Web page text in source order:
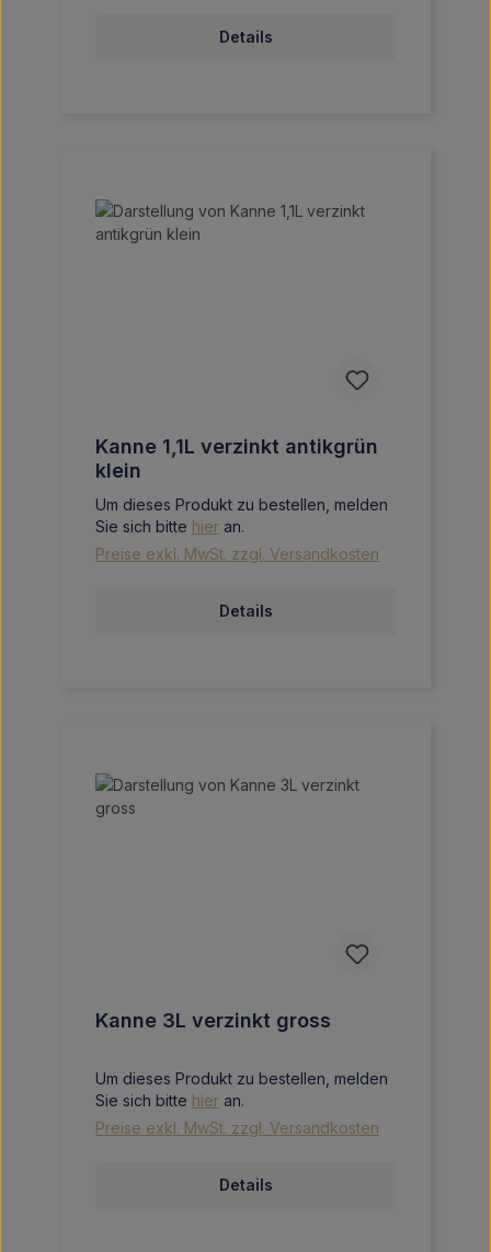
Details
Kanne 1,1L verzinkt antikgrün
klein
Um dieses Produkt zu bestellen, melden
Sie sich bitte hier an.
Preise exkl. MwSt. zzgl. Versandkosten
Details
Kanne 3L verzinkt gross
Um dieses Produkt zu bestellen, melden
Sie sich bitte hier an.
Preise exkl. MwSt. zzgl. Versandkosten
Details